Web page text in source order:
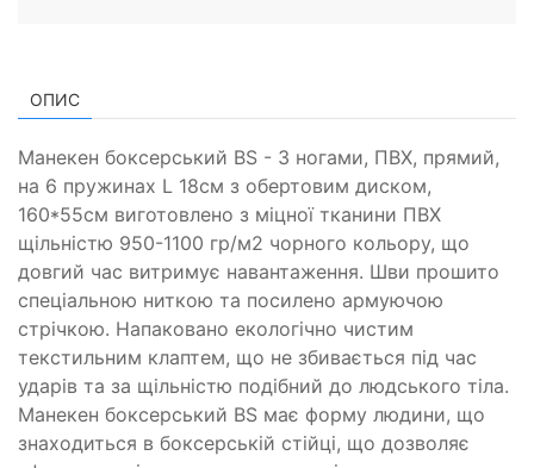
ОПИС
Манекен боксерський BS - З ногами, ПВХ, прямий,
на 6 пружинах L 18cм з обертовим диском,
160*55см виготовлено з міцної тканини ПВХ
щільністю 950-1100 гр/м2 чорного кольору, що
довгий час витримує навантаження. Шви прошито
спеціальною ниткою та посилено армуючою
стрічкою. Напаковано екологічно чистим
текстильним клаптем, що не збивається під час
ударів та за щільністю подібний до людського тіла.
Манекен боксерський BS має форму людини, що
знаходиться в боксерській стійці, що дозволяє